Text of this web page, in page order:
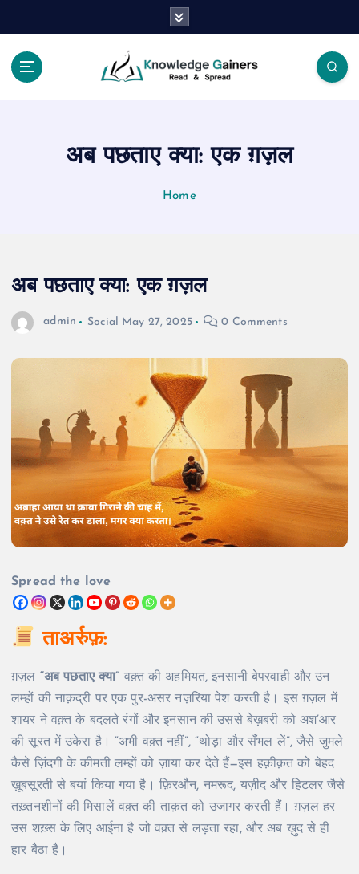
अब पछताए क्या: एक ग़ज़ल
Home
अब पछताए क्या: एक ग़ज़ल
admin Social May 27, 2025 0 Comments
Spread the love
ताअर्रुफ़:
ग़ज़ल “अब पछताए क्या” वक़्त की अहमियत, इनसानी बेपरवाही और उन
लम्हों की नाक़द्री पर एक पुर-असर नज़रिया पेश करती है। इस ग़ज़ल में
शायर ने वक़्त के बदलते रंगों और इनसान की उससे बेख़बरी को अश’आर
की सूरत में उकेरा है। “अभी वक़्त नहीं”, “थोड़ा और सँभल लें”, जैसे जुमले
कैसे ज़िंदगी के कीमती लम्हों को ज़ाया कर देते हैं—इस हक़ीक़त को बेहद
ख़ूबसूरती से बयां किया गया है। फ़िरऔन, नमरूद, यज़ीद और हिटलर जैसे
तख़्तनशीनों की मिसालें वक़्त की ताक़त को उजागर करती हैं। ग़ज़ल हर
उस शख़्स के लिए आईना है जो वक़्त से लड़ता रहा, और अब ख़ुद से ही
हार बैठा है।